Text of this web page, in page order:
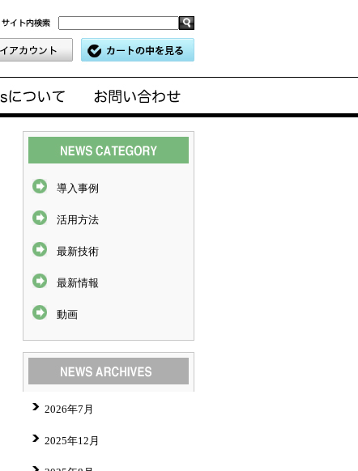
導入事例
活用方法
最新技術
最新情報
動画
2026年7月
2025年12月